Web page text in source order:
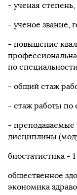
- ученая
- ученое звание,
- повышение
по
- общий стаж
- стаж работы по
-
дисциплины
биостатистика -
общественное
экономика